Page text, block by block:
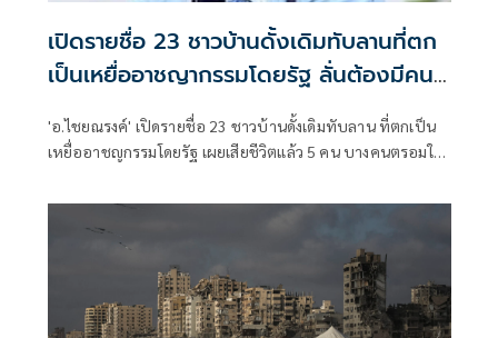
เปิดรายชื่อ 23 ชาวบ้านดั้งเดิมทับลานที่ตก
เป็นเหยื่ออาชญากรรมโดยรัฐ ลั่นต้องมีคน
'อ.ไชยณรงค์' เปิดรายชื่อ 23 ชาวบ้านดั้งเดิมทับลาน ที่ตกเป็น
เหยื่ออาชญกรรมโดยรัฐ เผยเสียชีวิตแล้ว 5 คน บางคนตรอมใจ
ต้องรับผิดชอบด้วย